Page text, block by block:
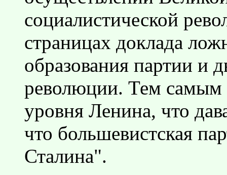
социалистической
страницах доклада
образования партии и
революции. Тем самым
уровня Ленина, что
что большевистская
Сталина".